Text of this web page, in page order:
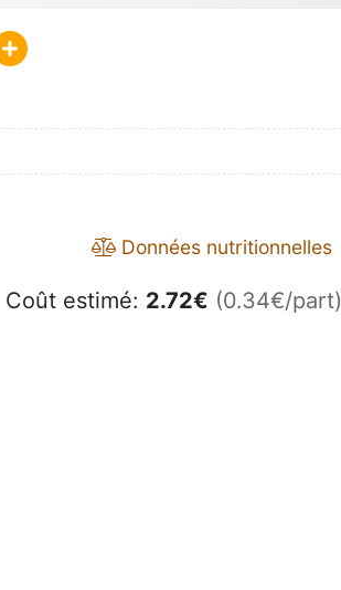
Données nutritionnelles
Coût estimé: 2.72€ (0.34€/part)